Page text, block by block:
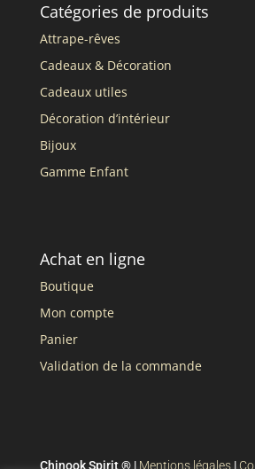
Catégories de produits
Attrape-rêves
Cadeaux & Décoration
Cadeaux utiles
Décoration d’intérieur
Bijoux
Gamme Enfant
Achat en ligne
Boutique
Mon compte
Panier
Validation de la commande
Chinook Spirit ® | Mentions légales|